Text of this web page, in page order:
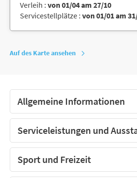
Verleih : von 01/04 am 27/10
Servicestellplätze : von 01/01 am
Auf des Karte ansehen
Allgemeine Informationen
Serviceleistungen und
Sport und Freizeit